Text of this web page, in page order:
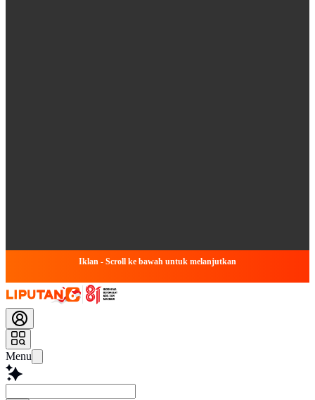
Iklan - Scroll ke bawah untuk melanjutkan
Menu